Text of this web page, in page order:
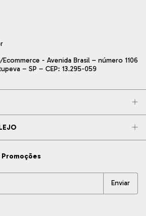
- Avenida Brasil – número 1106
– SP – CEP: 13.295-059